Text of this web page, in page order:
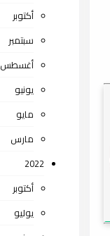
أكتوبر
سبتمبر
أغسطس
يونيو
مايو
مارس
2022
أكتوبر
يوليو